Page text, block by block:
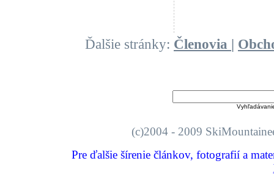
Ďalšie stránky: Členovia |
(c)2004 - 2009
Pre ďalšie šírenie článkov, fotografií a